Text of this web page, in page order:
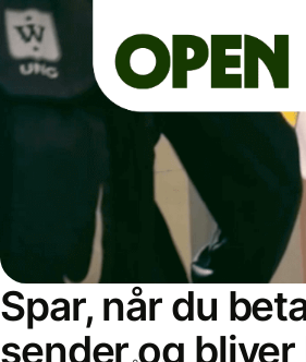
Spar, når du
sender og